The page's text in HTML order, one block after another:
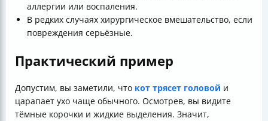
аллергии или воспаления.
В редких случаях хирургическое вмешательство, если
повреждения серьёзные.
Практический пример
Допустим, вы заметили, что кот трясет головой и
царапает ухо чаще обычного. Осмотрев, вы видите
тёмные корочки и жидкие выделения. Значит,